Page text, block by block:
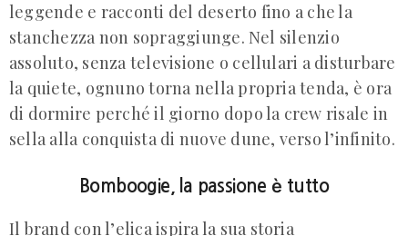
leggende e racconti del deserto fino a che la
stanchezza non sopraggiunge. Nel silenzio
assoluto, senza televisione o cellulari a disturbare
la quiete, ognuno torna nella propria tenda, è ora
di dormire perché il giorno dopo la crew risale in
sella alla conquista di nuove dune, verso l’infinito.
Bomboogie, la passione è tutto
Il brand con l’elica ispira la sua storia